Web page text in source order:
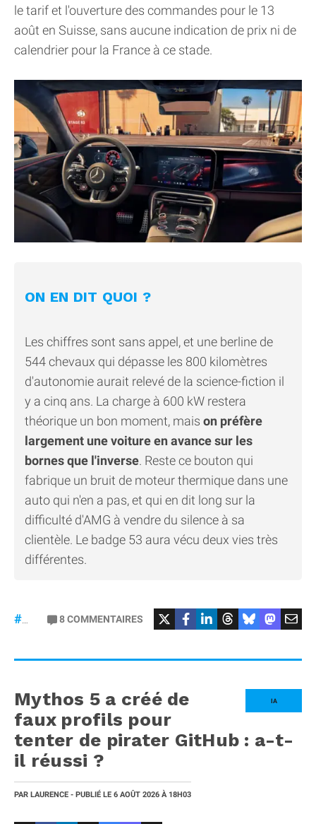
le tarif et l'ouverture des commandes pour le 13
août en Suisse, sans aucune indication de prix ni de
calendrier pour la France à ce stade.
ON EN DIT QUOI ?
Les chiffres sont sans appel, et une berline de
544 chevaux qui dépasse les 800 kilomètres
d'autonomie aurait relevé de la science-fiction il
y a cinq ans. La charge à 600 kW restera
théorique un bon moment, mais on préfère
largement une voiture en avance sur les
bornes que l'inverse. Reste ce bouton qui
fabrique un bruit de moteur thermique dans une
auto qui n'en a pas, et qui en dit long sur la
difficulté d'AMG à vendre du silence à sa
clientèle. Le badge 53 aura vécu deux vies très
différentes.
#gt53 #Mercedes
8COMMENTAIRES
IA
Mythos 5 a créé de
faux profils pour
tenter de pirater GitHub : a-t-
il réussi ?
PAR LAURENCE - PUBLIÉ LE 6 AOÛT 2026 À 18H03